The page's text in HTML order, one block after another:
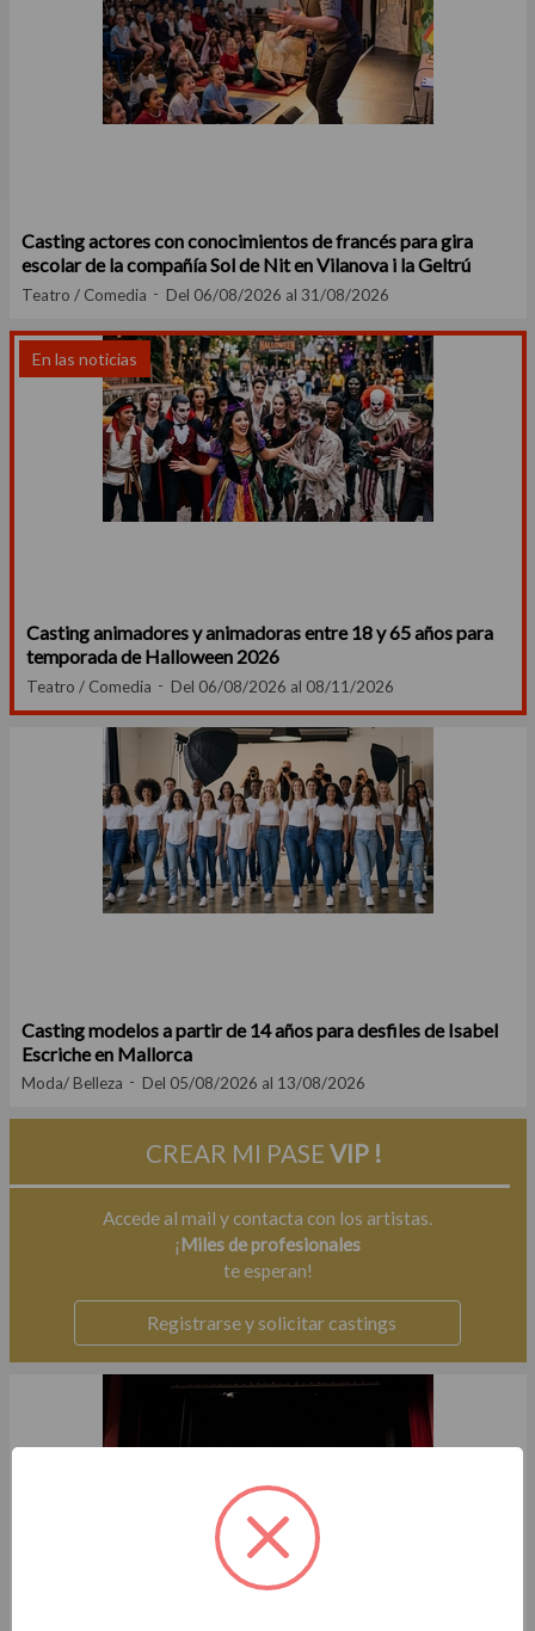
Casting actores con conocimientos de francés para gira
escolar de la compañía Sol de Nit en Vilanova i la Geltrú
Teatro / Comedia Del 06/08/2026 al 31/08/2026
En las noticias
Casting animadores y animadoras entre 18 y 65 años para
temporada de Halloween 2026
Teatro / Comedia Del 06/08/2026 al 08/11/2026
Casting modelos a partir de 14 años para desfiles de Isabel
Escriche en Mallorca
Moda/ Belleza Del 05/08/2026 al 13/08/2026
CREAR MI PASEVIP !
Accede al mail y contacta con los artistas.
¡Miles de profesionales
te esperan!
Registrarse y solicitar castings